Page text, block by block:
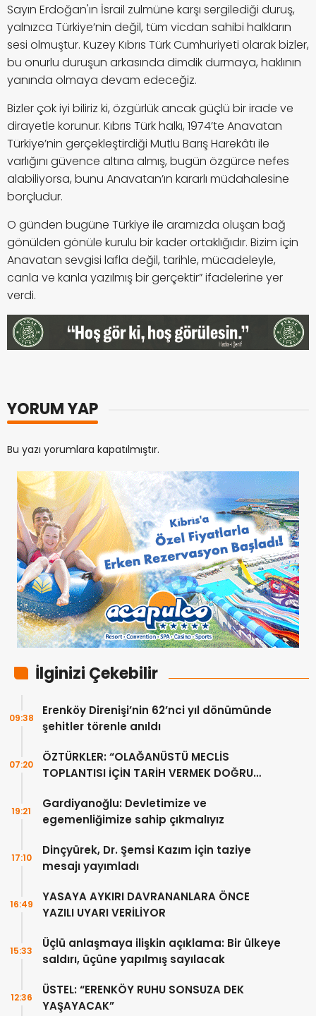
Sayın Erdoğan'ın İsrail zulmüne karşı sergilediği duruş,
yalnızca Türkiye’nin değil, tüm vicdan sahibi halkların
sesi olmuştur. Kuzey Kıbrıs Türk Cumhuriyeti olarak bizler,
bu onurlu duruşun arkasında dimdik durmaya, haklının
yanında olmaya devam edeceğiz.
Bizler çok iyi biliriz ki, özgürlük ancak güçlü bir irade ve
dirayetle korunur. Kıbrıs Türk halkı, 1974’te Anavatan
Türkiye’nin gerçekleştirdiği Mutlu Barış Harekâtı ile
varlığını güvence altına almış, bugün özgürce nefes
alabiliyorsa, bunu Anavatan’ın kararlı müdahalesine
borçludur.
O günden bugüne Türkiye ile aramızda oluşan bağ
gönülden gönüle kurulu bir kader ortaklığıdır. Bizim için
Anavatan sevgisi lafla değil, tarihle, mücadeleyle,
canla ve kanla yazılmış bir gerçektir” ifadelerine yer
verdi.
YORUM YAP
Bu yazı yorumlara kapatılmıştır.
İlginizi Çekebilir
Erenköy Direnişi’nin 62’nci yıl dönümünde
şehitler törenle anıldı
09:38
ÖZTÜRKLER: “OLAĞANÜSTÜ MECLİS
TOPLANTISI İÇİN TARİH VERMEK DOĞRU
07:20
Gardiyanoğlu: Devletimize ve
egemenliğimize sahip çıkmalıyız
19:21
Dinçyürek, Dr. Şemsi Kazım için taziye
mesajı yayımladı
17:10
YASAYA AYKIRI DAVRANANLARA ÖNCE
YAZILI UYARI VERİLİYOR
16:49
Üçlü anlaşmaya ilişkin açıklama: Bir ülkeye
saldırı, üçüne yapılmış sayılacak
15:33
ÜSTEL: “ERENKÖY RUHU SONSUZA DEK
YAŞAYACAK”
12:36